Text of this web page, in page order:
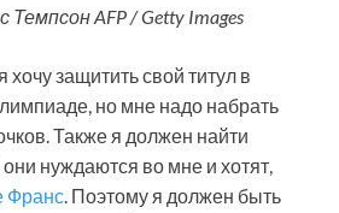
AFP / Getty Images
защитить свой титул в
но мне надо набрать
Также я должен найти
нуждаются во мне и хотят,
Франс. Поэтому я должен быть